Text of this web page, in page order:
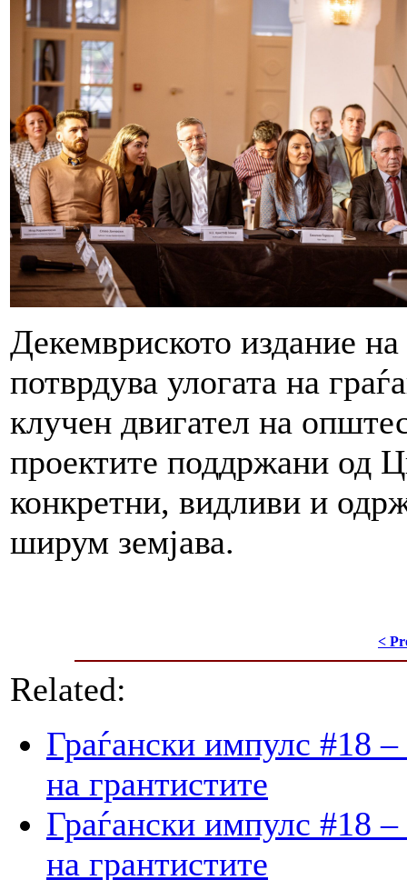
Декемвриското издание
потврдува улогата на
клучен двигател на
проектите поддржани од
конкретни, видливи и
ширум земјава.
<
Related:
Граѓански импулс #18
на грантистите
Граѓански импулс #18
на грантистите